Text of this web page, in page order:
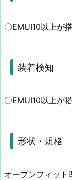
〇EMUI10以上が
装着検知
〇EMUI10以上が
形状・規格
オープンフィッ